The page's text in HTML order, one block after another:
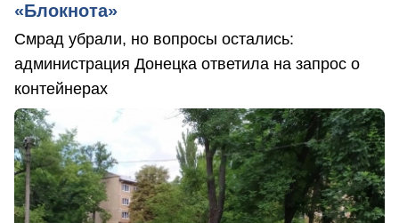
«Блокнота»
Смрад убрали, но вопросы остались:
администрация Донецка ответила на запрос о
контейнерах